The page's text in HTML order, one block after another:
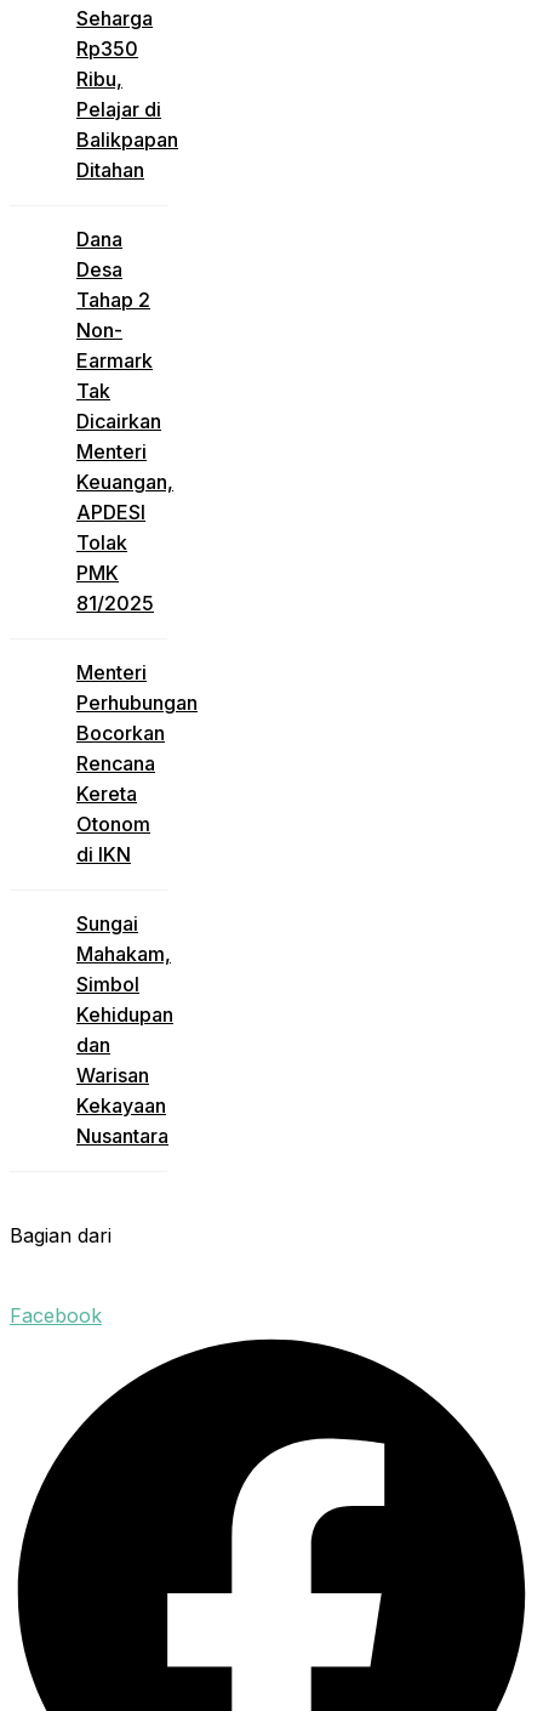
Seharga
Rp350
Ribu,
Pelajar di
Balikpapan
Ditahan
Dana
Desa
Tahap 2
Non-
Earmark
Tak
Dicairkan
Menteri
Keuangan,
APDESI
Tolak
PMK
81/2025
Menteri
Perhubungan
Bocorkan
Rencana
Kereta
Otonom
di IKN
Sungai
Mahakam,
Simbol
Kehidupan
dan
Warisan
Kekayaan
Nusantara
Bagian dari
Facebook